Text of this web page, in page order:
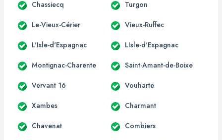
Chassiecq Turgon
Le-Vieux-Cérier Vieux-Ruffec
L'Isle-d'Espagnac LIsle-d'Espagnac
Montignac-Charente Saint-Amant-de-Boixe
Vervant 16 Vouharte
Xambes Charmant
Chavenat Combiers